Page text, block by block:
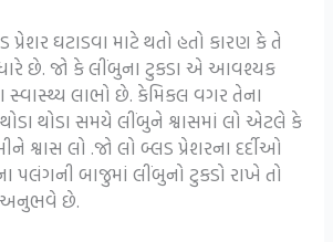
ઘટાડવા માટે થતો હતો કારણ કે તે
છે. જો કે લીંબુના ટુકડા એ આવશ્યક
સ્વાસ્થ્ય લાભો છે. કેમિકલ વગર તેના
થોડા સમયે લીંબુને શ્વાસમાં લો એટલે કે
શ્વાસ લો .જો લો બ્લડ પ્રેશરના દર્દીઓ
પલંગની બાજુમાં લીંબુનો ટુકડો રાખે તો
અનુભવે છે.